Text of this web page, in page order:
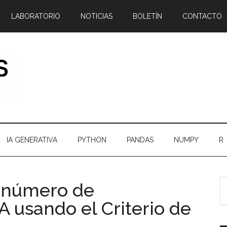
LABORATORIO NOTICIAS BOLETÍN CONTACTO
IA GENERATIVA PYTHON PANDAS NUMPY R
de
usando el Criterio de